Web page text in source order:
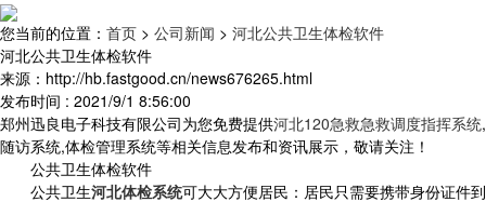
您当前的位置： 首页 > 公司新闻 > 河北公共卫生体检软件
河北公共卫生体检软件
来源：http://hb.fastgood.cn/news676265.html
发布时间 : 2021/9/1 8:56:00
郑州迅良电子科技有限公司为您免费提供河北120急救急救调度指挥系统,
随访系统,体检管理系统等相关信息发布和资讯展示，敬请关注！
公共卫生体检软件
公共卫生河北体检系统可大大方便居民：居民只需要携带身份证件到